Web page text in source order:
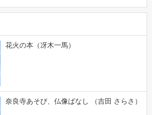
花火の本（冴木一馬）
奈良寺あそび、仏像ばなし （吉田 さらさ）